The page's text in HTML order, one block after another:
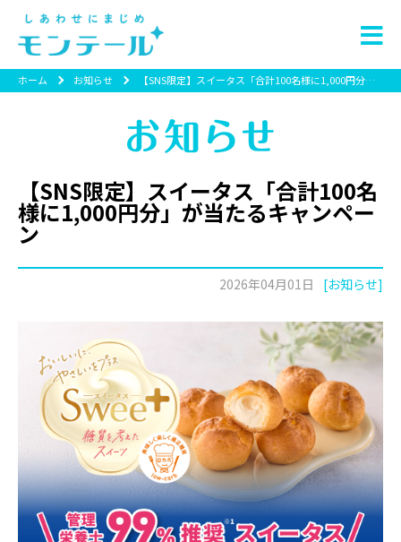
ホーム お知らせ 【SNS限定】スイータス「合計100名様に1,000円分」が当たるキャンペーン
【SNS限定】スイータス「合計100名
様に1,000円分」が当たるキャンペー
ン
2026年04月01日 [お知らせ]